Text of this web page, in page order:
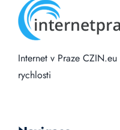
Internet v Praze CZIN.eu
rychlosti